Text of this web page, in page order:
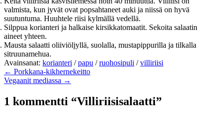
valmista, kun jyvät ovat popsahtaneet auki ja niissä on hyvä
suutuntuma. Huuhtele riisi kylmällä vedellä.
Silppua korianteri ja halkaise kirsikkatomaatit. Sekoita salaatin
aineet yhteen.
Mausta salaatti oliiviöljyllä, suolalla, mustapippurilla ja tilkalla
sitruunamehua.
Avainsanat: korianteri /papu /ruohosipuli /villiriisi
← Porkkana-kikhernekeitto
Vegaanit mediassa →
1 kommentti “Villiriisisalaatti”